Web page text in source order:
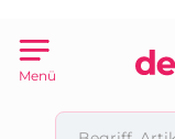
Menü